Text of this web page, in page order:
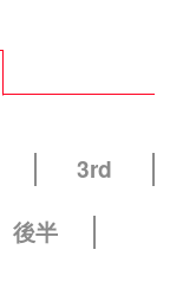
3rd
後半